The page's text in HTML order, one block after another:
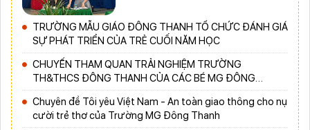
TRƯỜNG MẪU GIÁO ĐÔNG THANH TỔ CHỨC ĐÁNH GIÁ
SỰ PHÁT TRIỂN CỦA TRẺ CUỐI NĂM HỌC
CHUYẾN THAM QUAN TRẢI NGHIỆM TRƯỜNG
TH&THCS ĐÔNG THANH CỦA CÁC BÉ MG ĐÔNG
THANH
Chuyên đề Tôi yêu Việt Nam - An toàn giao thông cho nụ
cười trẻ thơ của Trường MG Đông Thanh